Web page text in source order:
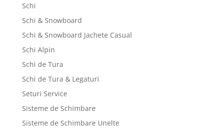
Schi
Schi & Snowboard
Schi & Snowboard Jachete Casual
Schi Alpin
Schi de Tura
Schi de Tura & Legaturi
Seturi Service
Sisteme de Schimbare
Sisteme de Schimbare Unelte